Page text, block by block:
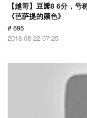
【越哥】豆瓣8 6分，号
《芭萨提的颜色》
# 695
2018-08-22 07:25